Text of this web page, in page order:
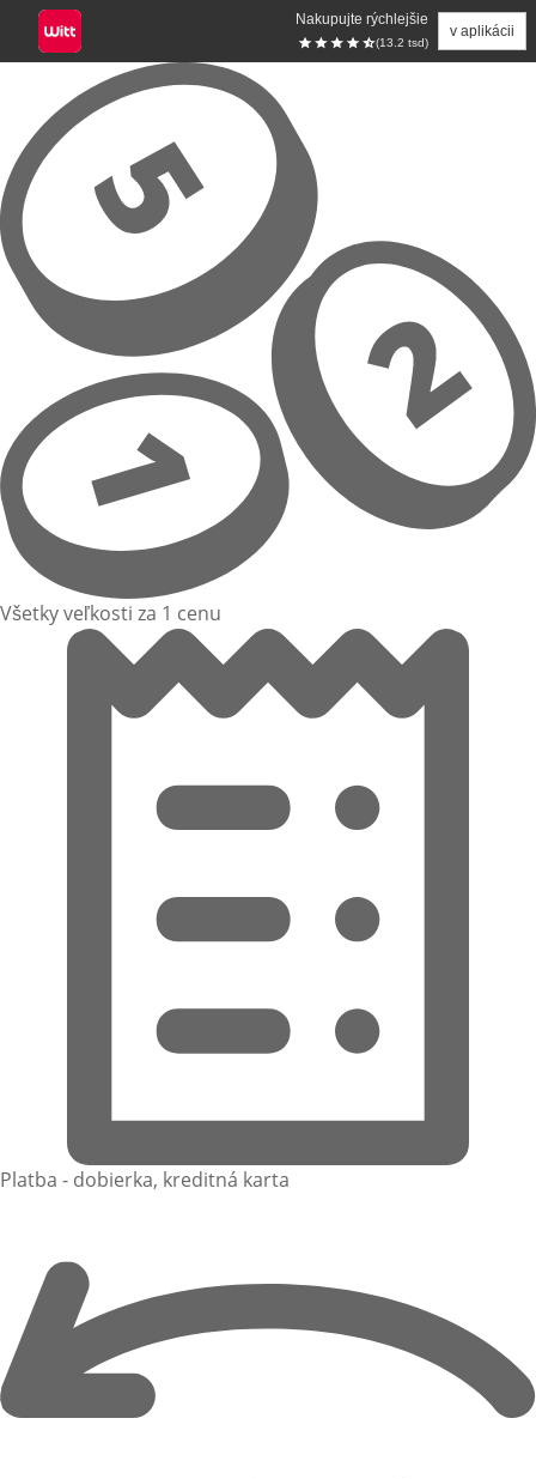
Nakupujte rýchlejšie
(13.2 tsd)
v aplikácii
Prejsť na hlavný obsah
Všetky veľkosti za 1 cenu
Platba - dobierka, kreditná karta